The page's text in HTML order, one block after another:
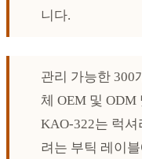
니다.
관리 가능한 300
체 OEM 및
KAO-322는 럭
려는 부틱 레이